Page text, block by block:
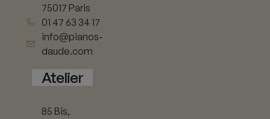
75017 Paris
01 47 63 34 17
info@pianos-
daude.com
Atelier
85 Bis,